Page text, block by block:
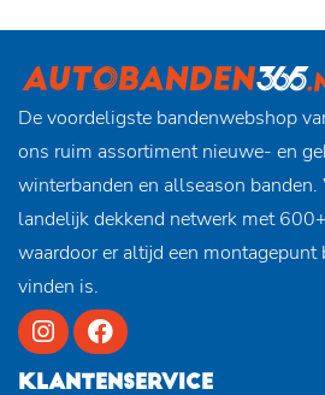
De voordeligste bandenwebshop
ons ruim assortiment nieuwe- en
winterbanden en allseason banden.
landelijk dekkend netwerk met
waardoor er altijd een montagepunt
vinden is.
KLANTENSERVICE